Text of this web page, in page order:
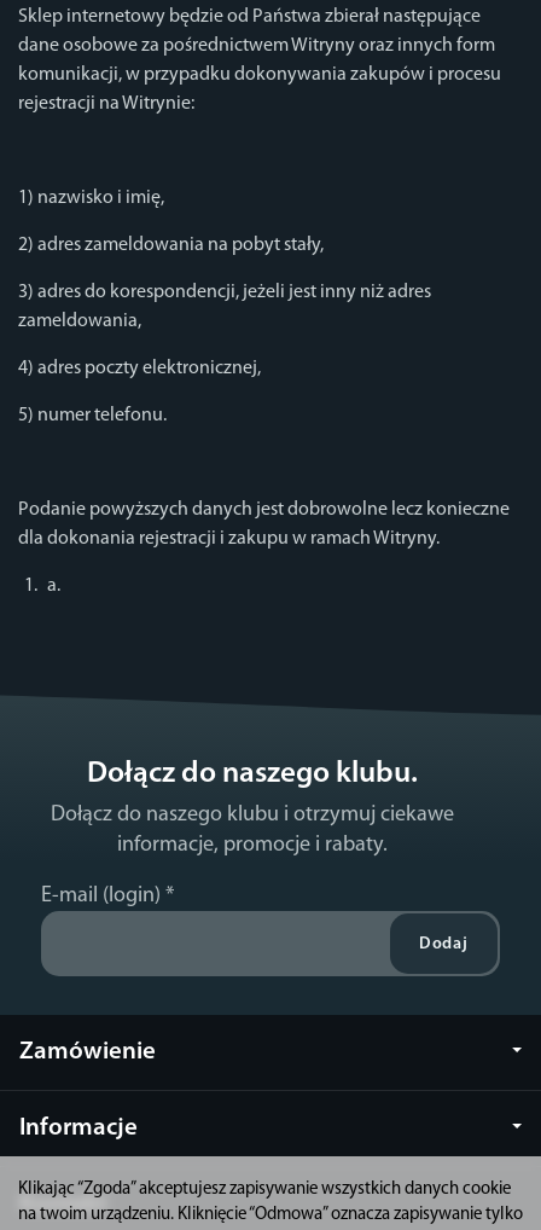
Sklep internetowy będzie od Państwa zbierał następujące
dane osobowe za pośrednictwem Witryny oraz innych form
komunikacji, w przypadku dokonywania zakupów i procesu
rejestracji na Witrynie:
1) nazwisko i imię,
2) adres zameldowania na pobyt stały,
3) adres do korespondencji, jeżeli jest inny niż adres
zameldowania,
4) adres poczty elektronicznej,
5) numer telefonu.
Podanie powyższych danych jest dobrowolne lecz konieczne
dla dokonania rejestracji i zakupu w ramach Witryny.
Dołącz do naszego klubu.
Dołącz do naszego klubu i otrzymuj ciekawe
informacje, promocje i rabaty.
E-mail (login) *
Zamówienie
Informacje
Kontakt
Klikając “Zgoda” akceptujesz zapisywanie wszystkich danych cookie
na twoim urządzeniu. Kliknięcie “Odmowa” oznacza zapisywanie tylko